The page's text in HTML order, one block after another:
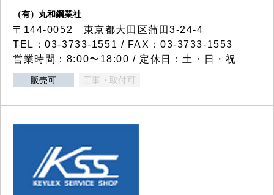
（有）丸和鋼業社
〒144-0052 東京都大田区蒲田3-24-4
TEL：03-3733-1551 / FAX：03-3733-1553
営業時間：8:00〜18:00 / 定休日：土・日・祝
販売可 工事・取付可